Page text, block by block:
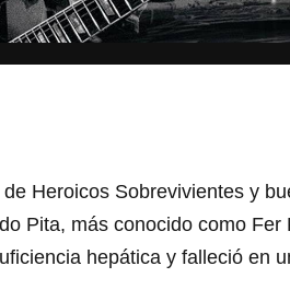
Heroicos Sobrevivientes y
Pita, más conocido como
hepática y falleció en